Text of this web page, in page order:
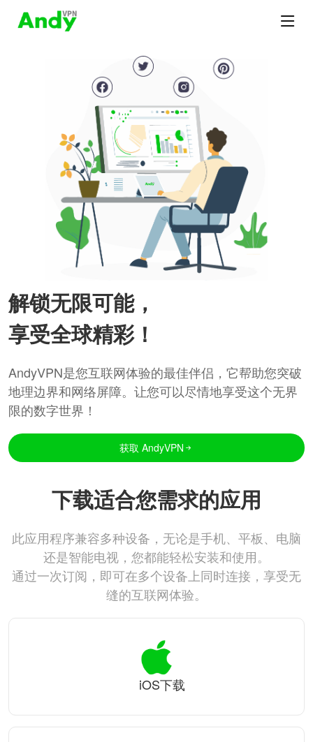
解锁无限可能，
享受全球精彩！
AndyVPN是您互联网体验的最佳伴侣，它帮助您突破
地理边界和网络屏障。让您可以尽情地享受这个无界
限的数字世界！
获取 AndyVPN
下载适合您需求的应用
此应用程序兼容多种设备，无论是手机、平板、电脑
还是智能电视，您都能轻松安装和使用。
通过一次订阅，即可在多个设备上同时连接，享受无
缝的互联网体验。
iOS下载